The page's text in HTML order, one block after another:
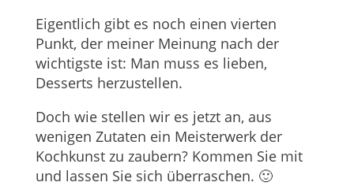
Eigentlich gibt es noch einen vierten
Punkt, der meiner Meinung nach der
wichtigste ist: Man muss es lieben,
Desserts herzustellen.
Doch wie stellen wir es jetzt an, aus
wenigen Zutaten ein Meisterwerk der
Kochkunst zu zaubern? Kommen Sie mit
und lassen Sie sich überraschen. 🙂